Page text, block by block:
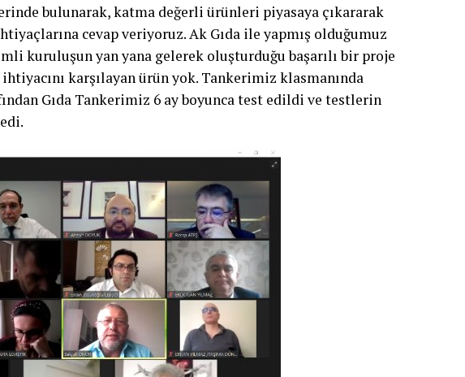
bulunarak, katma değerli ürünleri piyasaya çıkararak
cevap veriyoruz. Ak Gıda ile yapmış olduğumuz
kuruluşun yan yana gelerek oluşturduğu başarılı bir proje
karşılayan ürün yok. Tankerimiz klasmanında
Gıda Tankerimiz 6 ay boyunca test edildi ve testlerin